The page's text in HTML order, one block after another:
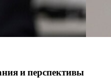
и перспективы